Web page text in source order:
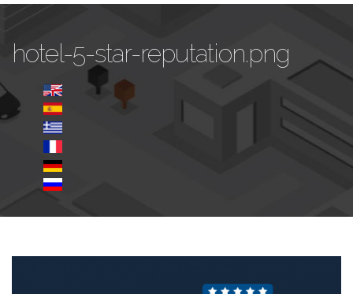
hotel-5-star-reputation.png